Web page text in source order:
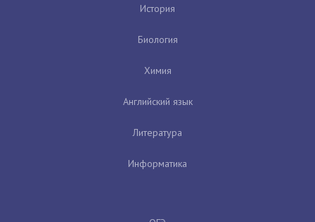
История
Биология
Химия
Английский язык
Литература
Информатика